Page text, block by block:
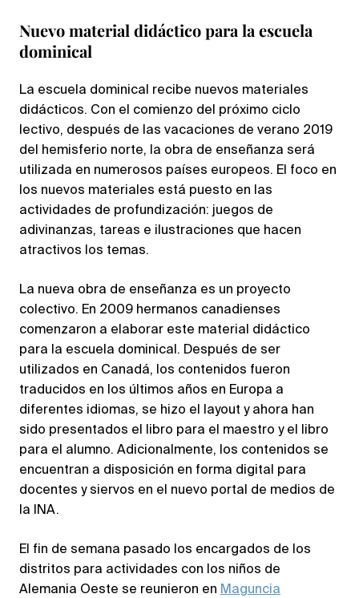
Nuevo material didáctico para la escuela
dominical
La escuela dominical recibe nuevos materiales
didácticos. Con el comienzo del próximo ciclo
lectivo, después de las vacaciones de verano 2019
del hemisferio norte, la obra de enseñanza será
utilizada en numerosos países europeos. El foco en
los nuevos materiales está puesto en las
actividades de profundización: juegos de
adivinanzas, tareas e ilustraciones que hacen
atractivos los temas.
La nueva obra de enseñanza es un proyecto
colectivo. En 2009 hermanos canadienses
comenzaron a elaborar este material didáctico
para la escuela dominical. Después de ser
utilizados en Canadá, los contenidos fueron
traducidos en los últimos años en Europa a
diferentes idiomas, se hizo el layout y ahora han
sido presentados el libro para el maestro y el libro
para el alumno. Adicionalmente, los contenidos se
encuentran a disposición en forma digital para
docentes y siervos en el nuevo portal de medios de
la INA.
El fin de semana pasado los encargados de los
distritos para actividades con los niños de
Alemania Oeste se reunieron en Maguncia